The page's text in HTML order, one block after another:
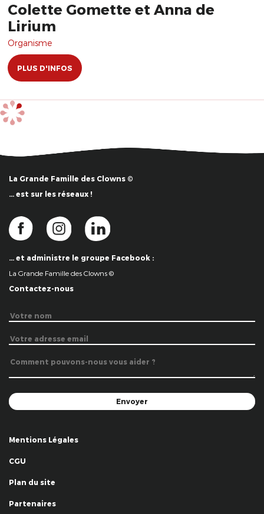
Colette Gomette et Anna de
Lirium
Organisme
PLUS D'INFOS
La Grande Famille des Clowns ©
… est sur les réseaux !
… et administre le groupe Facebook :
La Grande Famille des Clowns ©
Contactez-nous
Mentions Légales
CGU
Plan du site
Partenaires